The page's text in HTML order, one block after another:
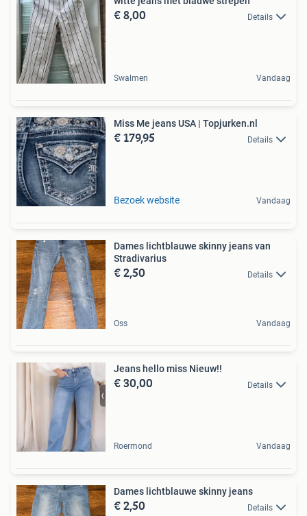
€ 8,00 Details
Swalmen Vandaag
Miss Me jeans USA | Topjurken.nl
€ 179,95 Details
Bezoek website Vandaag
Dames lichtblauwe skinny jeans van
Stradivarius
€ 2,50 Details
Oss Vandaag
Jeans hello miss Nieuw!!
€ 30,00 Details
Roermond Vandaag
Dames lichtblauwe skinny jeans
€ 2,50 Details